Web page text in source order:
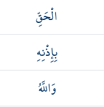
الْحَقِّ
بِإِذْنِهِ
وَاللَّهُ